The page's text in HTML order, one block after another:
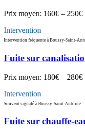
Prix moyen: 160€ – 250€
Intervention
Intervention fréquente à Boussy-Saint-
Fuite sur
Prix moyen: 180€ – 280€
Intervention
Souvent signalé à Boussy-Saint-Antoine
Fuite sur chauffe-